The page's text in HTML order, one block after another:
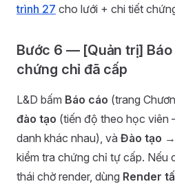
trình 27 cho lưới + chi tiết
Bước 6 — [Quản trị] Báo
chứng chỉ đã cấp
L&D bấm Báo cáo (trang
đào tạo (tiến độ theo học viên
danh khác nhau), và Đào tạo
kiểm tra chứng chỉ tự cấp. Nếu
thái chờ render, dùng Render